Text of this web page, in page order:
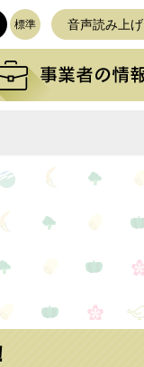
標準 音声読み上げ
の情報
る